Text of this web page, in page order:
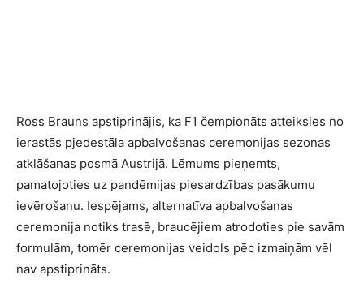
Ross Brauns apstiprinājis, ka F1 čempionāts atteiksies no
ierastās pjedestāla apbalvošanas ceremonijas sezonas
atklāšanas posmā Austrijā. Lēmums pieņemts,
pamatojoties uz pandēmijas piesardzības pasākumu
ievērošanu. Iespējams, alternatīva apbalvošanas
ceremonija notiks trasē, braucējiem atrodoties pie savām
formulām, tomēr ceremonijas veidols pēc izmaiņām vēl
nav apstiprināts.